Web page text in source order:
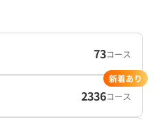
73コース
2336コース
新着あり